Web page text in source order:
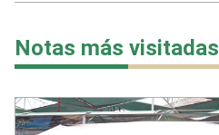
Notas más visitadas